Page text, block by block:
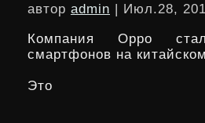
Note
8
автор admin | Июл.28,
Компания Oppo
смартфонов на
Это